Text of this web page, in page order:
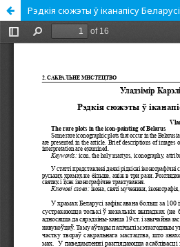
Рэдкія сюжэты ў іканапісу Беларусі